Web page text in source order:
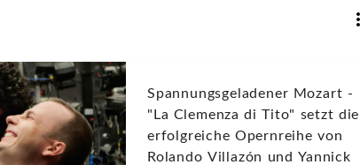
Spannungsgeladener Mozart -
"La Clemenza di Tito" setzt die
erfolgreiche Opernreihe von
Rolando Villazón und Yannick